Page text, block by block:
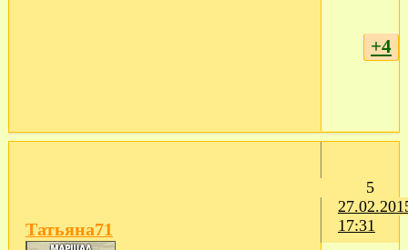
+4
5
17:31
Татьяна71